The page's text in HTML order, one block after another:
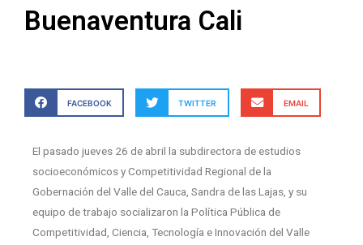
Buenaventura Cali
FACEBOOK TWITTER EMAIL
El pasado jueves 26 de abril la subdirectora de estudios
socioeconómicos y Competitividad Regional de la
Gobernación del Valle del Cauca, Sandra de las Lajas, y su
equipo de trabajo socializaron la Política Pública de
Competitividad, Ciencia, Tecnología e Innovación del Valle